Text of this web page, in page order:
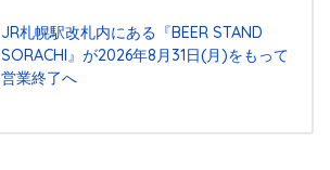
JR札幌駅改札内にある『BEER STAND
SORACHI』が2026年8月31日(月)をもって
営業終了へ